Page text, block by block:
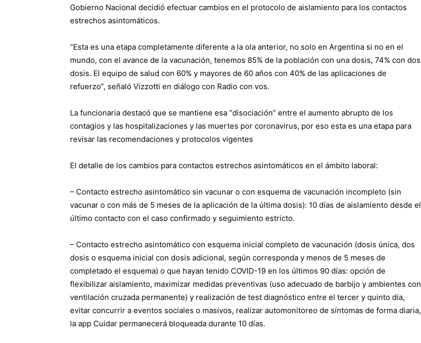
Gobierno Nacional decidió efectuar cambios en el protocolo de aislamiento para los contactos
estrechos asintomáticos.
“Esta es una etapa completamente diferente a la ola anterior, no solo en Argentina si no en el
mundo, con el avance de la vacunación, tenemos 85% de la población con una dosis, 74% con dos
dosis. El equipo de salud con 60% y mayores de 60 años con 40% de las aplicaciones de
refuerzo”, señaló Vizzotti en diálogo con Radio con vos.
La funcionaria destacó que se mantiene esa “disociación” entre el aumento abrupto de los
contagios y las hospitalizaciones y las muertes por coronavirus, por eso esta es una etapa para
revisar las recomendaciones y protocolos vigentes
El detalle de los cambios para contactos estrechos asintomáticos en el ámbito laboral:
– Contacto estrecho asintomático sin vacunar o con esquema de vacunación incompleto (sin
vacunar o con más de 5 meses de la aplicación de la última dosis): 10 días de aislamiento desde el
último contacto con el caso confirmado y seguimiento estricto.
– Contacto estrecho asintomático con esquema inicial completo de vacunación (dosis única, dos
dosis o esquema inicial con dosis adicional, según corresponda y menos de 5 meses de
completado el esquema) o que hayan tenido COVID-19 en los últimos 90 días: opción de
flexibilizar aislamiento, maximizar medidas preventivas (uso adecuado de barbijo y ambientes con
ventilación cruzada permanente) y realización de test diagnóstico entre el tercer y quinto día,
evitar concurrir a eventos sociales o masivos, realizar automonitoreo de síntomas de forma diaria,
la app Cuidar permanecerá bloqueada durante 10 días.